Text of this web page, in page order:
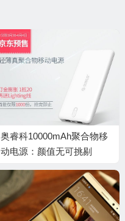
奥睿科10000mAh聚合物移
动电源：颜值无可挑剔